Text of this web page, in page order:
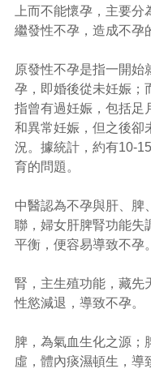
上而不能懷孕，主要分
繼發性不孕，造成不孕
原發性不孕是指一開始
孕，即婚後從未妊娠；
指曾有過妊娠，包括足
和異常妊娠，但之後卻
況。據統計，約有10-
育的問題。
中醫認為不孕與肝、脾
聯，婦女肝脾腎功能失
平衡，便容易導致不孕。
腎，主生殖功能，藏先
性慾減退，導致不孕。
脾，為氣血生化之源；
虛，體內痰濕頓生，導